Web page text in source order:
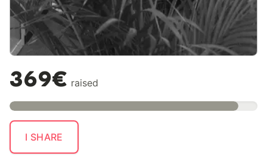
369€ raised
I SHARE